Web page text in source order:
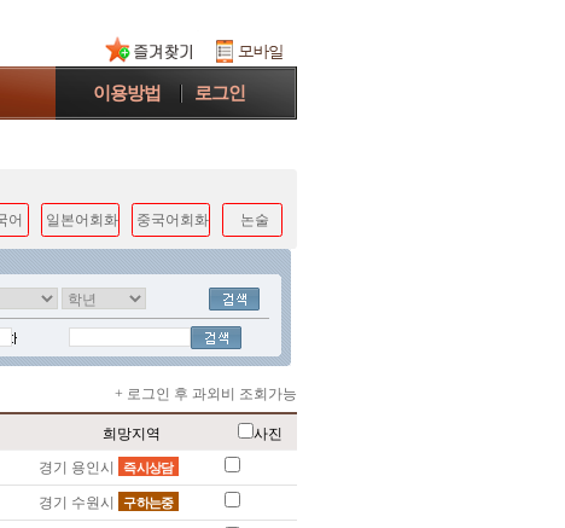
이용방법 로그인
어 일본어회화 중국어회화 논술
+ 로그인 후 과외비 조회가능
희망지역
사진
경기 용인시 즉시상담
경기 수원시 구하는중